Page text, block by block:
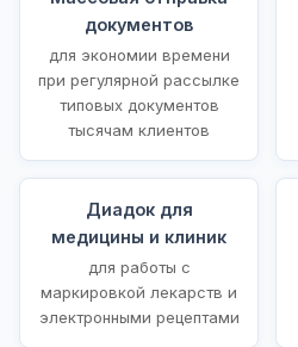
документов
для экономии времени
при регулярной рассылке
типовых документов
тысячам клиентов
Диадок для
медицины и клиник
для работы с
маркировкой лекарств и
электронными рецептами